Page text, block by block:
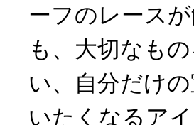
ーフのレース
も、大切なも
い、自分だけ
いたくなるアイ